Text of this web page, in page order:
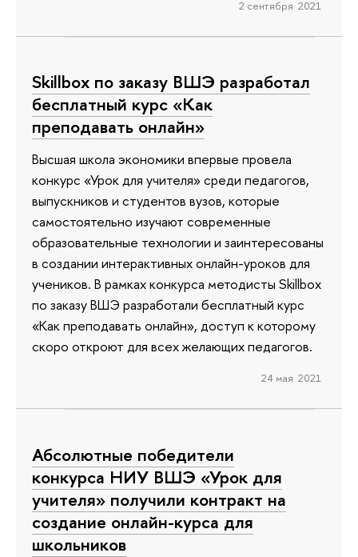
2 сентября 2021
Skillbox по заказу ВШЭ разработал
бесплатный курс «Как
преподавать онлайн»
Высшая школа экономики впервые провела
конкурс «Урок для учителя» среди педагогов,
выпускников и студентов вузов, которые
самостоятельно изучают современные
образовательные технологии и заинтересованы
в создании интерактивных онлайн-уроков для
учеников. В рамках конкурса методисты Skillbox
по заказу ВШЭ разработали бесплатный курс
«Как преподавать онлайн», доступ к которому
скоро откроют для всех желающих педагогов.
24 мая 2021
Абсолютные победители
конкурса НИУ ВШЭ «Урок для
учителя» получили контракт на
создание онлайн-курса для
школьников